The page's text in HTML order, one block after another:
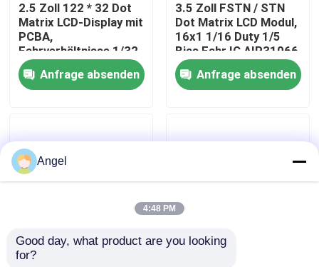
Über uns
Fabrik-Ausflug
Treten Sie mit uns in Verbindung
Fordern Sie ein Zitat
Anzeige LCD TFT
2.5 Zoll 122 * 32 Dot
Matrix LCD-Display mit
PCBA,
Fahrverhältnisse 1/32
Duty 1/5 Bias
Anfrage absenden
3.5 Zoll FSTN / STN
Dot Matrix LCD Modul,
16x1 1/16 Duty 1/5
Bias Fahr IC AIP31066
Anfrage absenden
2.5 Zoll 128x64 Dot
Angel
4:48 PM
Good day, what product are you looking
for?